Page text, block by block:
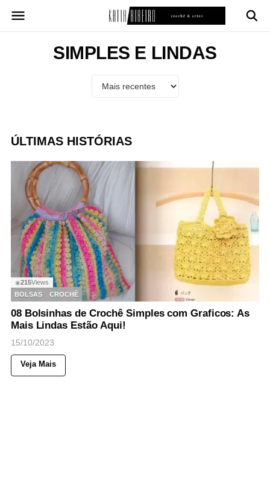
para
SIMPLES E LINDAS
ÚLTIMAS HISTÓRIAS
◉215Views
BOLSAS
CROCHÊ
08 Bolsinhas de Crochê Simples com Graficos: As
Mais Lindas Estão Aqui!
15/10/2023
Veja Mais